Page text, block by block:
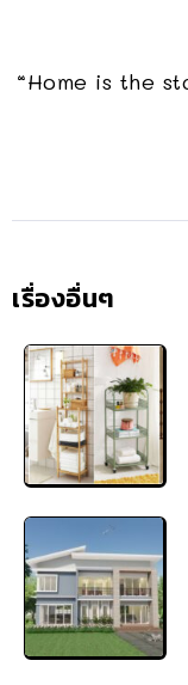
“Home is the
เรื่องอื่นๆ